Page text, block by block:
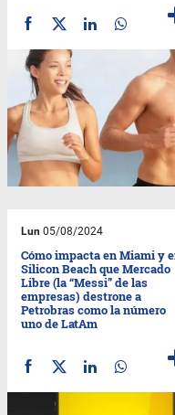
Lun 05/08/2024
Cómo impacta en Miami y
Silicon Beach que Mercado
Libre (la “Messi” de las
empresas) destrone a
Petrobras como la número
uno de LatAm